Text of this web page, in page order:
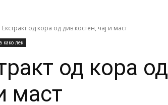
Екстракт од кора од див костен, чај и маст
како лек
од кора
маст